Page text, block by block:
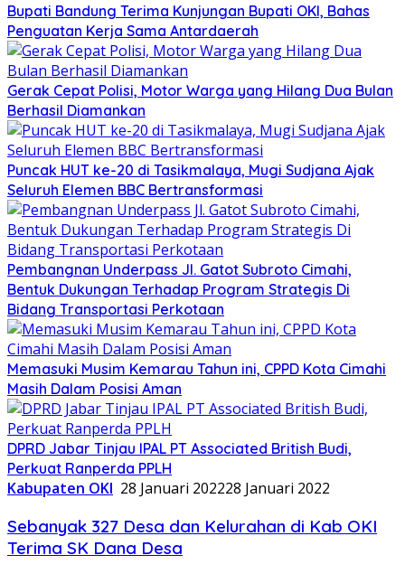
Bupati Bandung Terima Kunjungan Bupati OKI, Bahas
Penguatan Kerja Sama Antardaerah
Gerak Cepat Polisi, Motor Warga yang Hilang Dua Bulan
Berhasil Diamankan
Puncak HUT ke-20 di Tasikmalaya, Mugi Sudjana Ajak
Seluruh Elemen BBC Bertransformasi
Pembangnan Underpass Jl. Gatot Subroto Cimahi,
Bentuk Dukungan Terhadap Program Strategis Di
Bidang Transportasi Perkotaan
Memasuki Musim Kemarau Tahun ini, CPPD Kota Cimahi
Masih Dalam Posisi Aman
DPRD Jabar Tinjau IPAL PT Associated British Budi,
Perkuat Ranperda PPLH
Kabupaten OKI 28 Januari 202228 Januari 2022
Sebanyak 327 Desa dan Kelurahan di Kab OKI
Terima SK Dana Desa